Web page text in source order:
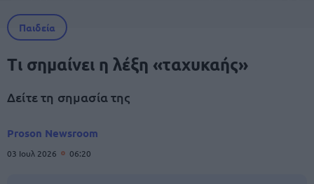
Παιδεία
Τι σημαίνει η λέξη «ταχυκαής»
Δείτε τη σημασία της
Proson Newsroom
03 Ιουλ 2026 06:20